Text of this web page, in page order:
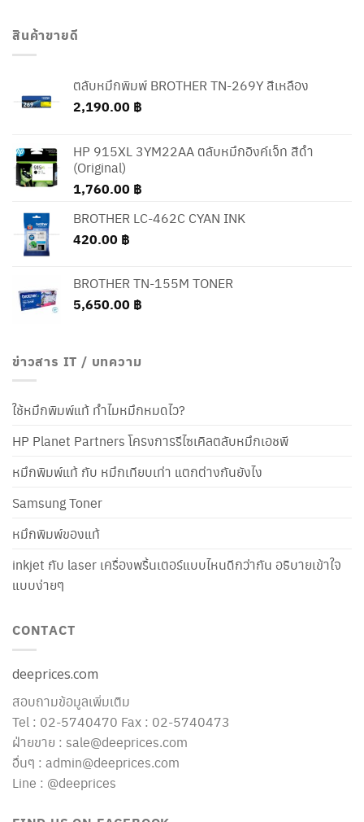
สินค้าขายดี
ตลับหมึกพิมพ์ BROTHER TN-269Y สีเหลือง
2,190.00 ฿
HP 915XL 3YM22AA ตลับหมึกอิงค์เจ็ท สีดำ
(Original)
1,760.00 ฿
BROTHER LC-462C CYAN INK
420.00 ฿
BROTHER TN-155M TONER
5,650.00 ฿
ข่าวสาร IT / บทความ
ใช้หมึกพิมพ์แท้ ทำไมหมึกหมดไว?
HP Planet Partners โครงการรีไซเคิลตลับหมึกเอชพี
หมึกพิมพ์แท้ กับ หมึกเทียบเท่า แตกต่างกันยังไง
Samsung Toner
หมึกพิมพ์ของแท้
inkjet กับ laser เครื่องพริ้นเตอร์แบบไหนดีกว่ากัน อธิบายเข้าใจ
แบบง่ายๆ
CONTACT
deeprices.com
สอบถามข้อมูลเพิ่มเติม
Tel : 02-5740470 Fax : 02-5740473
ฝ่ายขาย : sale@deeprices.com
อื่นๆ : admin@deeprices.com
Line : @deeprices